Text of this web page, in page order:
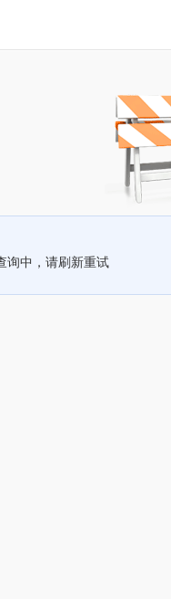
询中，请刷新重试